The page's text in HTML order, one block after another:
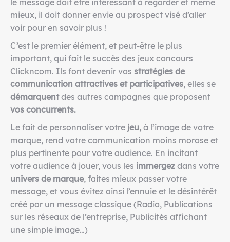
le message doit être intéressant à regarder et même
mieux, il doit donner envie au prospect visé d’aller
voir pour en savoir plus !
C’est le premier élément, et peut-être le plus
important, qui fait le succès des jeux concours
Clickncom. Ils font devenir vos stratégies de
communication attractives et participatives, elles se
démarquentdes autres campagnes que proposent
vos concurrents.
Le fait de personnaliser votre jeu, à l’image de votre
marque, rend votre communication moins morose et
plus pertinente pour votre audience. En incitant
votre audience à jouer, vous les immergez dans votre
univers de marque, faites mieux passer votre
message, et vous évitez ainsi l’ennuie et le désintérêt
créé par un message classique (Radio, Publications
sur les réseaux de l’entreprise, Publicités affichant
une simple image…)